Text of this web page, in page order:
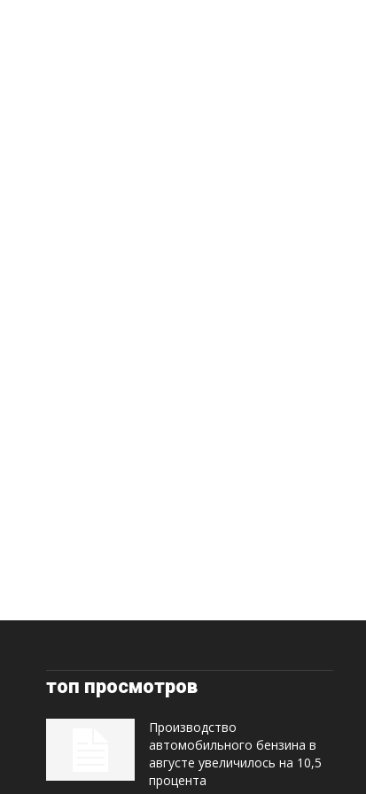
топ просмотров
Производство
автомобильного бензина в
августе увеличилось на 10,5
процента